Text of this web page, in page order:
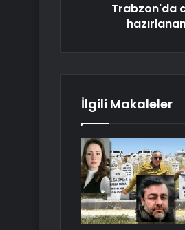
Trabzon'da
İlgili Makaleler